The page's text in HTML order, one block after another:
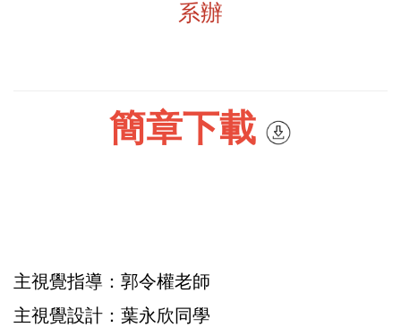
系辦
簡章下載
主視覺指導：郭令權老師
主視覺設計：葉永欣同學